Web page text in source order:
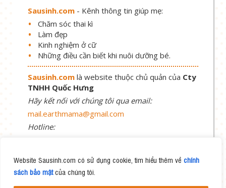
Website Sausinh.com có sử dụng cookie, tìm hiểu thêm về chính
sách bảo mậtcủa chúng tôi.
Sausinh.com - Kênh thông tin giúp mẹ:
Chăm sóc thai kì
Làm đẹp
Kinh nghiệm ở cữ
Những điều cần biết khi nuôi dưỡng bé.
Sausinh.com là website thuộc chủ quản của Cty
TNHH Quốc Hưng
Hãy kết nối với chúng tôi qua email:
mail.earthmama@gmail.com
Hotline: